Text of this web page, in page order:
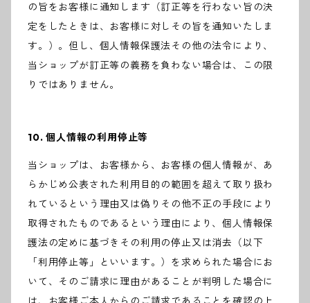
の旨をお客様に通知します（訂正等を行わない旨の決
定をしたときは、お客様に対しその旨を通知いたしま
す。）。但し、個人情報保護法その他の法令により、
当ショップが訂正等の義務を負わない場合は、この限
りではありません。
10. 個人情報の利用停止等
当ショップは、お客様から、お客様の個人情報が、あ
らかじめ公表された利用目的の範囲を超えて取り扱わ
れているという理由又は偽りその他不正の手段により
取得されたものであるという理由により、個人情報保
護法の定めに基づきその利用の停止又は消去（以下
「利用停止等」といいます。）を求められた場合にお
いて、そのご請求に理由があることが判明した場合に